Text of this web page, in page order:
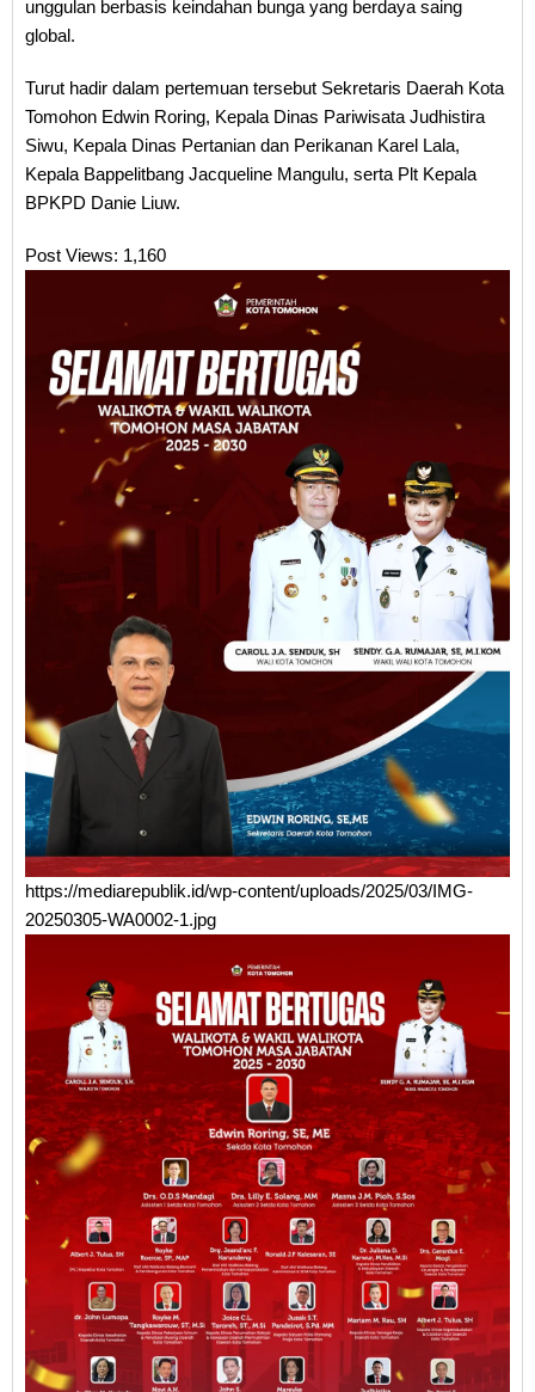
unggulan berbasis keindahan bunga yang berdaya saing
global.
Turut hadir dalam pertemuan tersebut Sekretaris Daerah Kota
Tomohon Edwin Roring, Kepala Dinas Pariwisata Judhistira
Siwu, Kepala Dinas Pertanian dan Perikanan Karel Lala,
Kepala Bappelitbang Jacqueline Mangulu, serta Plt Kepala
BPKPD Danie Liuw.
Post Views: 1,160
https://mediarepublik.id/wp-content/uploads/2025/03/IMG-
20250305-WA0002-1.jpg